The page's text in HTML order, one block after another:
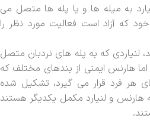
به میله ها و یا پله ها متصل می
که آزاد است فعالیت مورد نظر را
که به پله های نردبان متصل
هارنس ایمنی از بندهای مختلف که
هر فرد قرار می گیرد، تشکیل شده
و لنیارد مکمل یکدیگر هستند